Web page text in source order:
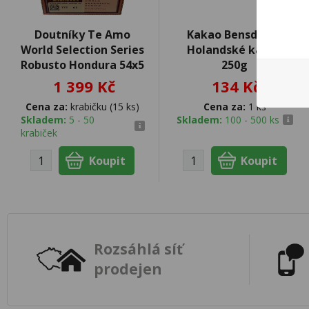
Doutníky Te Amo
World Selection Series
Robusto Hondura 54x5
1 399 Kč
Cena za: krabičku (15 ks)
Skladem: 5 - 50
krabiček
Kakao Bensdorp -
Holandské kakao
250g
134 Kč
Cena za: 1 ks
Skladem: 100 - 500 ks
Rozsáhlá síť
prodejen